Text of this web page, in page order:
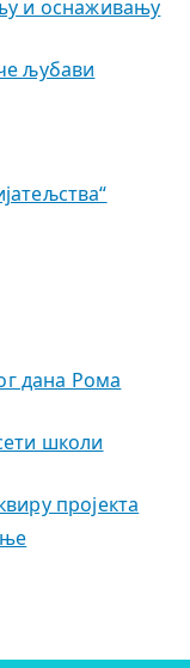
и оснаживању
љубави
дана Рома
школи
пројекта